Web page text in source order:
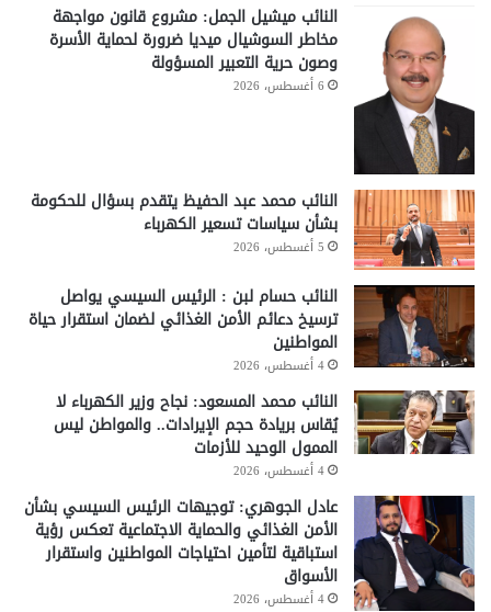
النائب ميشيل الجمل: مشروع قانون مواجهة
مخاطر السوشيال ميديا ضرورة لحماية الأسرة
وصون حرية التعبير المسؤولة
6 أغسطس، 2026
النائب محمد عبد الحفيظ يتقدم بسؤال للحكومة
بشأن سياسات تسعير الكهرباء
5 أغسطس، 2026
النائب حسام لبن : الرئيس السيسي يواصل
ترسيخ دعائم الأمن الغذائي لضمان استقرار حياة
المواطنين
4 أغسطس، 2026
النائب محمد المسعود: نجاح وزير الكهرباء لا
يُقاس بريادة حجم الإيرادات.. والمواطن ليس
الممول الوحيد للأزمات
4 أغسطس، 2026
عادل الجوهري: توجيهات الرئيس السيسي بشأن
الأمن الغذائي والحماية الاجتماعية تعكس رؤية
استباقية لتأمين احتياجات المواطنين واستقرار
الأسواق
4 أغسطس، 2026